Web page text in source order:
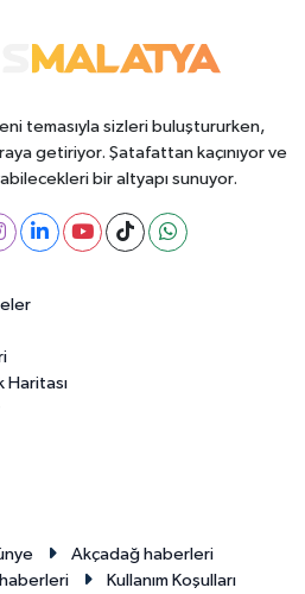
temasıyla sizleri buluştururken,
getiriyor. Şatafattan kaçınıyor ve
bir altyapı sunuyor.
Haritası
Akçadağ haberleri
Kullanım Koşulları